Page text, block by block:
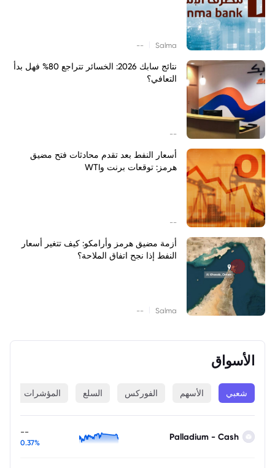
Salma
--
نتائج سابك 2026: الخسائر تتراجع 80% فهل بدأ
التعافي؟
--
أسعار النفط بعد تقدم محادثات فتح مضيق
هرمز: توقعات برنت وWTI
--
أزمة مضيق هرمز وأرامكو: كيف تتغير أسعار
النفط إذا نجح اتفاق الملاحة؟
Salma
--
الأسواق
شعبي الأسهم الفوركس السلع المؤشرات
Palladium - Cash
--
0.37%